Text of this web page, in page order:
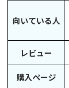
向いている人
レビュー
購入ページ